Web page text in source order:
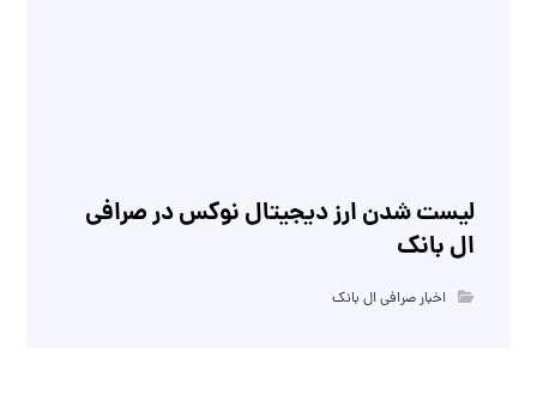
لیست شدن ارز دیجیتال نوکس در صرافی
ال بانک
اخبار صرافی ال بانک